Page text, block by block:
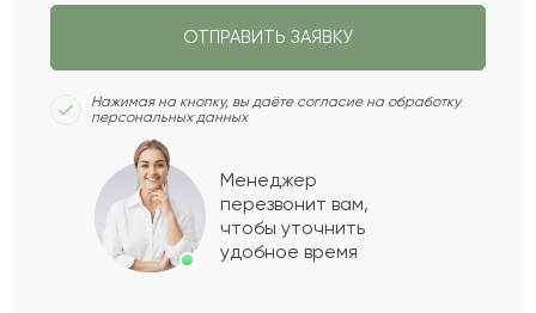
Кадыр
Показать еще
ОТПРАВИТЬ ЗАЯВКУ
Нажимая на кнопку, вы даёте согласие на обработку
персональных данных
Менеджер
перезвонит вам,
чтобы уточнить
удобное время